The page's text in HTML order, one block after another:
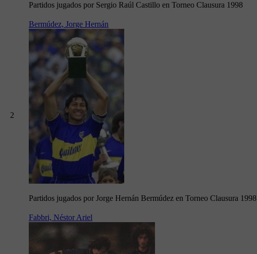
Partidos jugados por Sergio Raúl Castillo en Torneo Clausura 1998
2
Bermúdez, Jorge Hernán
Partidos jugados por Jorge Hernán Bermúdez en Torneo Clausura 1998
Fabbri, Néstor Ariel